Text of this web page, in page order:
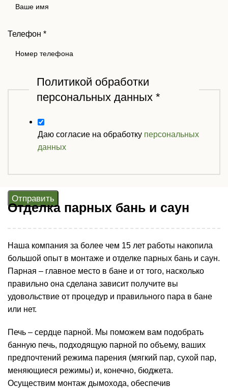
Телефон *
Политикой обработки
персональных данных *
Даю согласие на обработку персональных
данных
Отправить
Отделка парных бань и саун
Наша компания за более чем 15 лет работы накопила
большой опыт в монтаже и отделке парных бань и саун.
Парная – главное место в бане и от того, насколько
правильно она сделана зависит получите вы
удовольствие от процедур и правильного пара в бане
или нет.
Печь – сердце парной. Мы поможем вам подобрать
банную печь, подходящую парной по объему, ваших
предпочтений режима парения (мягкий пар, сухой пар,
меняющиеся режимы) и, конечно, бюджета.
Осуществим монтаж дымохода, обеспечив